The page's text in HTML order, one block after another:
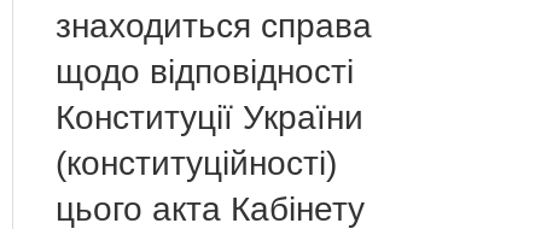
знаходиться справа
щодо відповідності
Конституції України
(конституційності)
цього акта Кабінету